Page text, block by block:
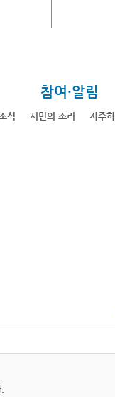
참여·알림
식 시민의 소리 자주